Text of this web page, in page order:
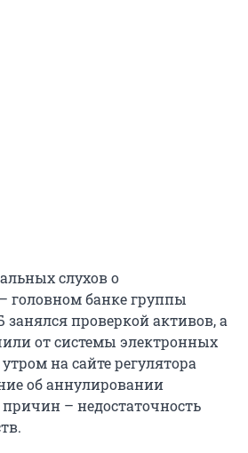
слухов о
головном банке группы
занялся проверкой активов, а
от системы электронных
на сайте регулятора
об аннулировании
– недостаточность